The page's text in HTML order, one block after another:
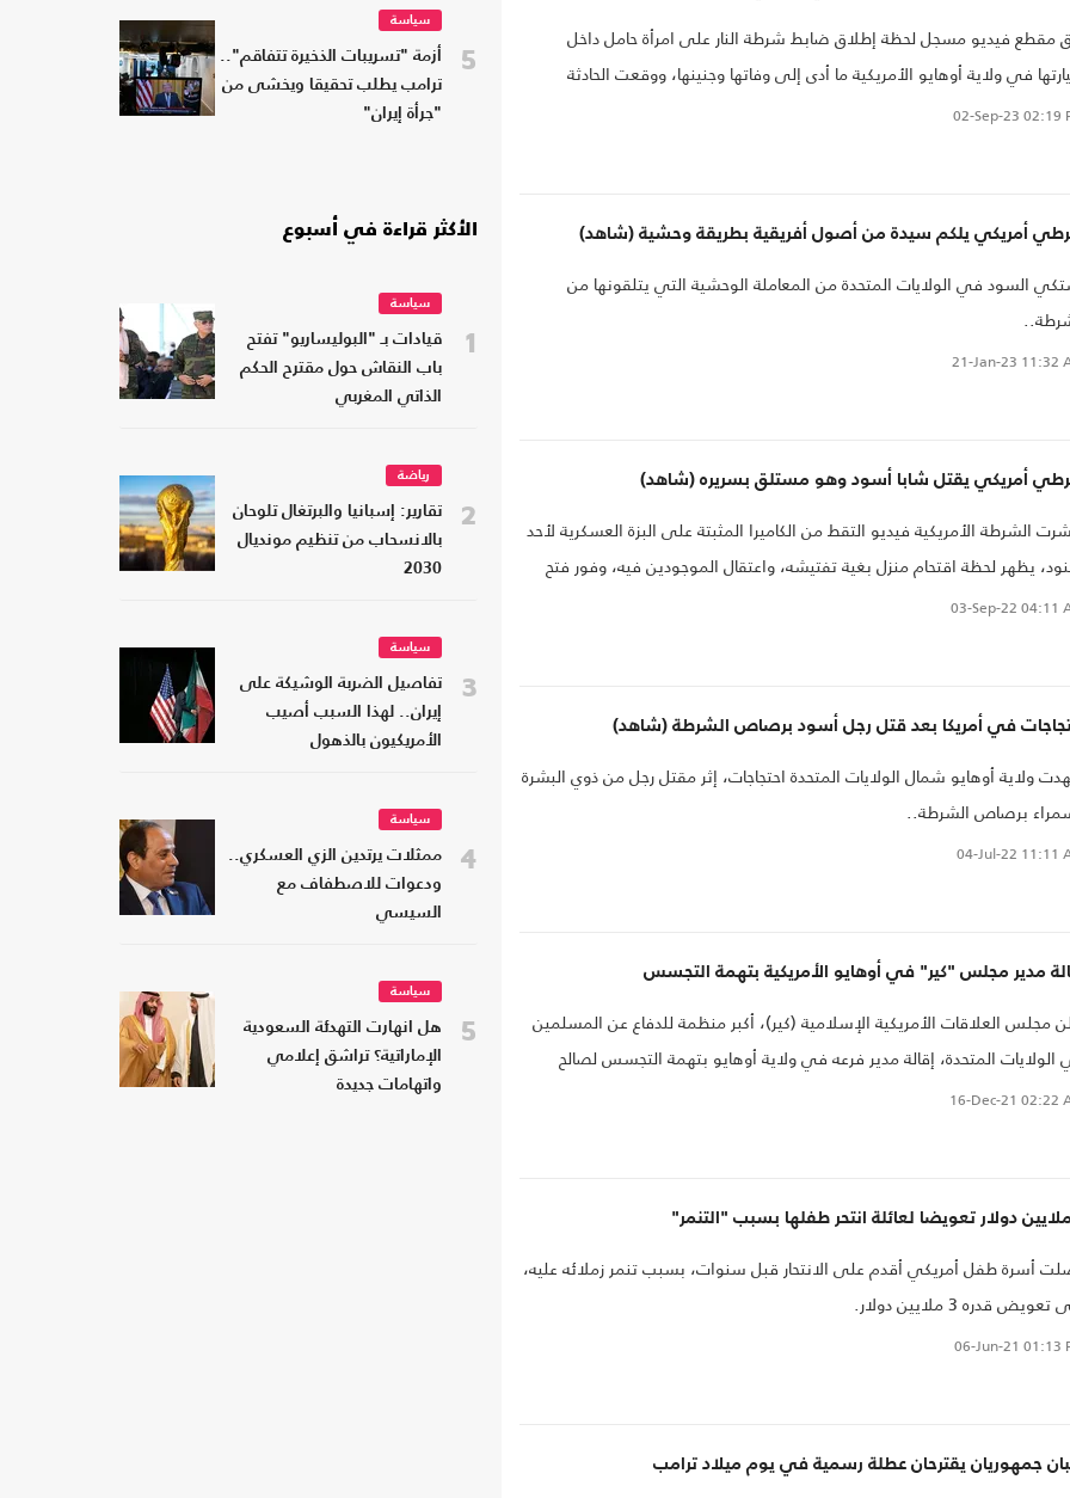
مقطع فيديو مسجل لحظة إطلاق ضابط شرطة النار على امرأة حامل داخل
في ولاية أوهايو الأمريكية ما أدى إلى وفاتها وجنينها، ووقعت الحادثة
بعد اتهامها بالسرقة. ووصف عائلة الشابة التي تنحدر من أصول أفريقية
02-Sep-23 02:19
أمريكي يلكم سيدة من أصول أفريقية بطريقة وحشية (شاهد)
السود في الولايات المتحدة من المعاملة الوحشية التي يتلقونها من
21-Jan-23 11:32
أمريكي يقتل شابا أسود وهو مستلق بسريره (شاهد)
الشرطة الأمريكية فيديو التقط من الكاميرا المثبتة على البزة العسكرية لأحد
يظهر لحظة اقتحام منزل بغية تفتيشه، واعتقال الموجودين فيه، وفور فتح
03-Sep-22 04:11
في أمريكا بعد قتل رجل أسود برصاص الشرطة (شاهد)
ولاية أوهايو شمال الولايات المتحدة احتجاجات، إثر مقتل رجل من ذوي البشرة
برصاص الشرطة..
04-Jul-22 11:11
مدير مجلس "كير" في أوهايو الأمريكية بتهمة التجسس
مجلس العلاقات الأمريكية الإسلامية (كير)، أكبر منظمة للدفاع عن المسلمين
الولايات المتحدة، إقالة مدير فرعه في ولاية أوهايو بتهمة التجسس لصالح
معادية للمسلمين..
16-Dec-21 02:22
أسرة طفل أمريكي أقدم على الانتحار قبل سنوات، بسبب تنمر زملائه عليه،
قدره 3 ملايين دولار.
06-Jun-21 01:13
جمهوريان يقترحان عطلة رسمية في يوم ميلاد ترامب
5
سياسة
أزمة "تسريبات الذخيرة تتفاقم"..
ترامب يطلب تحقيقا ويخشى من
"جرأة إيران"
الأكثر قراءة في أسبوع
1
سياسة
قيادات بـ "البوليساريو" تفتح
باب النقاش حول مقترح الحكم
الذاتي المغربي
2
رياضة
تقارير: إسبانيا والبرتغال تلوحان
بالانسحاب من تنظيم مونديال
2030
3
سياسة
تفاصيل الضربة الوشيكة على
إيران.. لهذا السبب أصيب
الأمريكيون بالذهول
4
سياسة
ممثلات يرتدين الزي العسكري..
ودعوات للاصطفاف مع
السيسي
5
سياسة
هل انهارت التهدئة السعودية
الإماراتية؟ تراشق إعلامي
واتهامات جديدة